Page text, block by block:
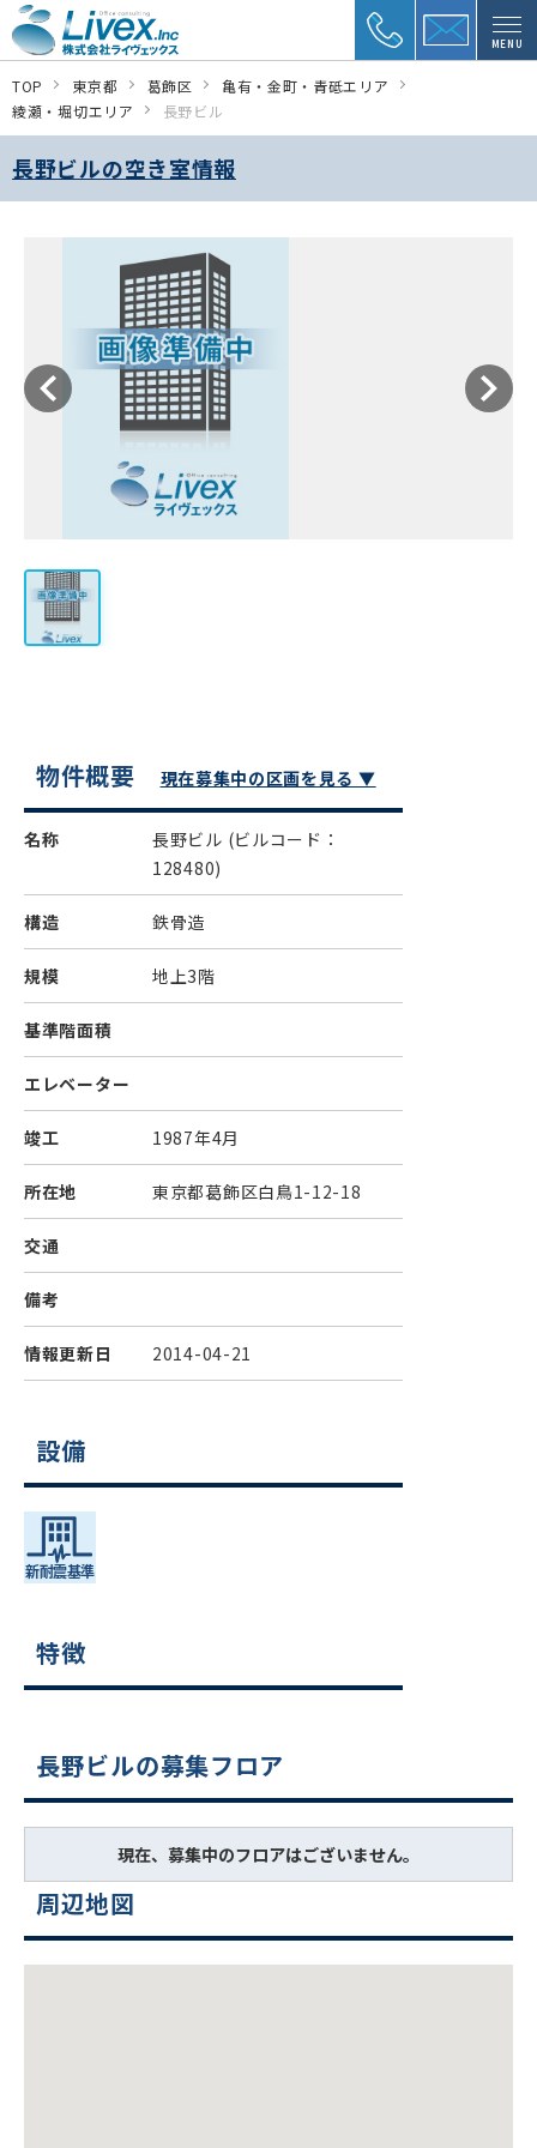
MENU
TOP 東京都 葛飾区
亀有・金町・青砥エリア
綾瀬・堀切エリア
長野ビル
長野ビルの空き室情報
物件概要 現在募集中の区画を見る ▼
名称 長野ビル (ビルコード：
128480)
構造 鉄骨造
規模 地上3階
基準階面積
エレベーター
竣工 1987年4月
所在地 東京都葛飾区白鳥1-12-18
交通
備考
情報更新日 2014-04-21
設備
特徴
長野ビルの募集フロア
現在、募集中のフロアはございません。
周辺地図